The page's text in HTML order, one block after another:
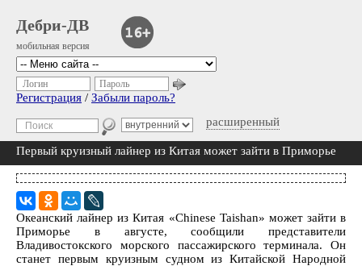
Дебри-ДВ
мобильная версия
расширенный
Логин Пароль
Регистрация / Забыли пароль?
Первый круизный лайнер из Китая может зайти в Приморье
Океанский лайнер из Китая «Chinese Taishan» может зайти в
Приморье в августе, сообщили представители
Владивостокского морского пассажирского терминала. Он
станет первым круизным судном из Китайской Народной